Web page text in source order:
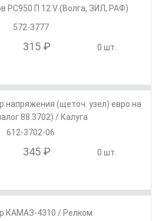
РС950 П 12 V (Волга, ЗИЛ, РАФ)
572-3777
315 ₽ 0 шт.
напряжения (щеточ. узел) евро на
88.3702) / Калуга
612-3702-06
345 ₽ 0 шт.
КАМАЗ-4310 / Релком